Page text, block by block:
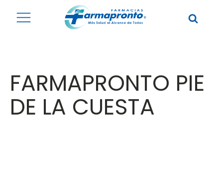
FARMAPRONTO PIE
DE LA CUESTA